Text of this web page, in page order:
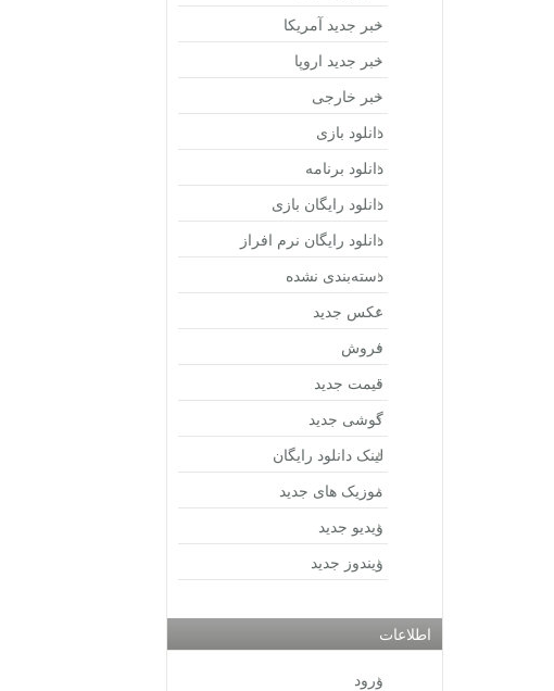
خبر جدید آمریکا
خبر جدید اروپا
خبر خارجی
دانلود بازی
دانلود برنامه
دانلود رایگان بازی
دانلود رایگان نرم افراز
دسته‌بندی نشده
عکس جدید
فروش
قیمت جدید
گوشی جدید
لینک دانلود رایگان
موزیک های جدید
ویدیو جدید
ویندوز جدید
اطلاعات
ورود